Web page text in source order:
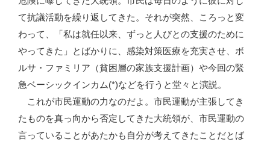
て抗議活動を繰り返してきた。それが突然、ころっと変
わって、「私は就任以来、ずっと人びとの支援のために
やってきた」とばかりに、感染対策医療を充実させ、ボ
ルサ・ファミリア（貧困層の家族支援計画）や今回の緊
急ベーシックインカム(*)などを行うと堂々と演説。
これが市民運動の力なのだよ。市民運動が主張してき
たものを真っ向から否定してきた大統領が、市民運動の
言っていることがあたかも自分が考えてきたことだとば